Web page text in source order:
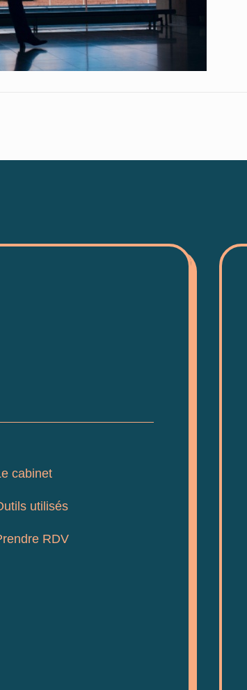
cabinet
utilisés
RDV